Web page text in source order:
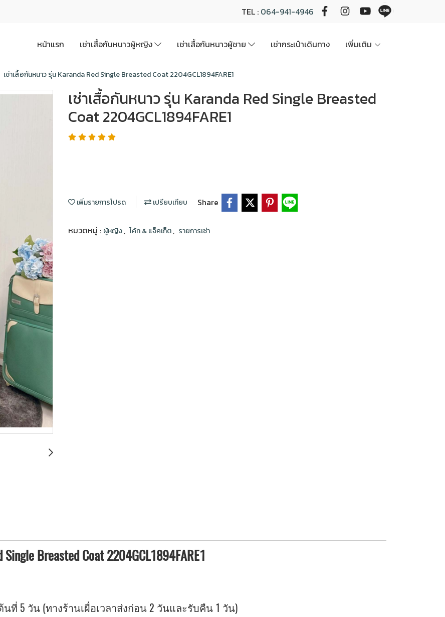
TEL : 064-941-4946
หน้าแรก เช่าเสื้อกันหนาวผู้หญิง เช่าเสื้อกันหนาวผู้ชาย เช่ากระเป๋าเดินทาง เพิ่มเติม
เช่าเสื้อกันหนาว รุ่น Karanda Red Single Breasted Coat 2204GCL1894FARE1
เช่าเสื้อกันหนาว รุ่น Karanda Red Single Breasted
Coat 2204GCL1894FARE1
เพิ่มรายการโปรด เปรียบเทียบ Share
หมวดหมู่ : ผู้หญิง, โค้ท & แจ็คเก็ต, รายการเช่า
Breasted Coat 2204GCL1894FARE1
ที่ 5 วัน (ทางร้านเผื่อเวลาส่งก่อน 2 วันและรับคืน 1 วัน)